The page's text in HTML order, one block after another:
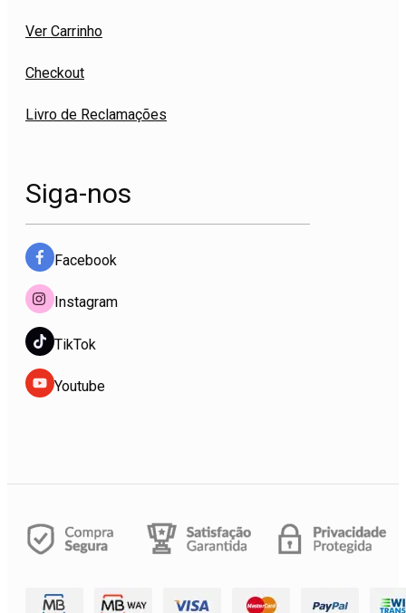
Ver Carrinho
Checkout
Livro de Reclamações
Siga-nos
Facebook
Instagram
TikTok
Youtube